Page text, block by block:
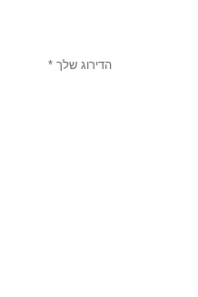
הדירוג שלך *